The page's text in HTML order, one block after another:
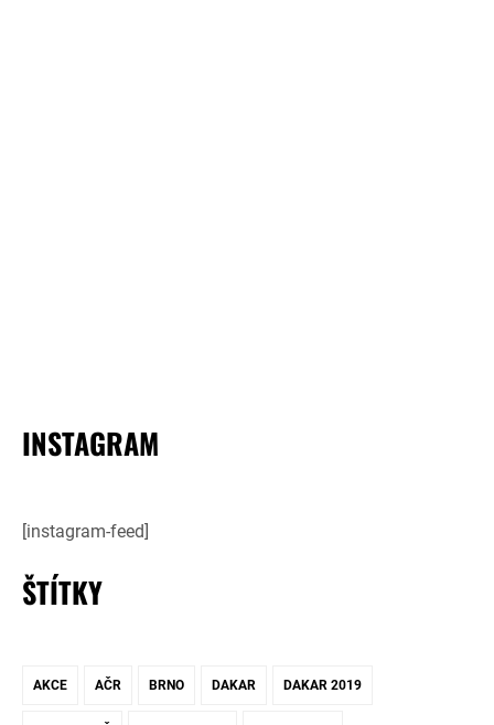
INSTAGRAM
[instagram-feed]
ŠTÍTKY
AKCE AČR BRNO DAKAR DAKAR 2019